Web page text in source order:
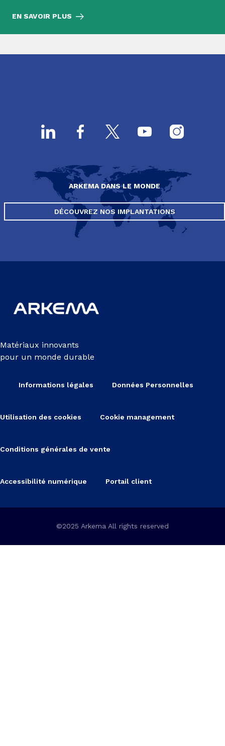
EN SAVOIR PLUS
ARKEMA DANS LE MONDE
DÉCOUVREZ NOS IMPLANTATIONS
Matériaux innovants
pour un monde durable
Informations légales Données Personnelles
Utilisation des cookies Cookie management
Conditions générales de vente
Accessibilité numérique Portail client
©2025 Arkema All rights reserved